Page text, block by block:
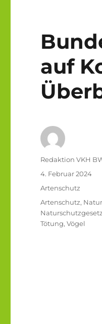
auf
Autor
Redaktion VKH
Veröffentlicht
4. Februar 2024
Kategorien
Artenschutz
Schlagwörter
Artenschutz,
Naturschutzgesetz
Tötung,Vögel